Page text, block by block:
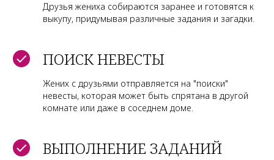
Друзья жениха собираются заранее и готовятся к
выкупу, придумывая различные задания и загадки.
ПОИСК НЕВЕСТЫ
Жених с друзьями отправляется на "поиски"
невесты, которая может быть спрятана в другой
комнате или даже в соседнем доме.
ВЫПОЛНЕНИЕ ЗАДАНИЙ